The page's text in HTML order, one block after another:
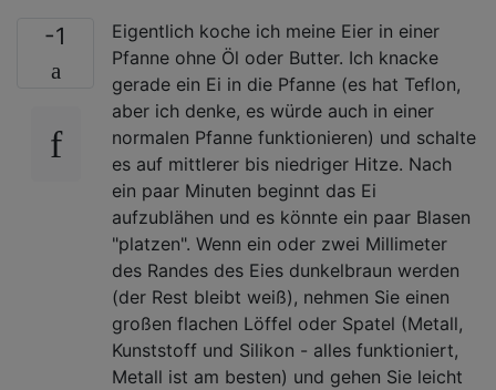
-1
Eigentlich koche ich meine Eier in einer
Pfanne ohne Öl oder Butter. Ich knacke
gerade ein Ei in die Pfanne (es hat Teflon,
aber ich denke, es würde auch in einer
normalen Pfanne funktionieren) und schalte
es auf mittlerer bis niedriger Hitze. Nach
ein paar Minuten beginnt das Ei
aufzublähen und es könnte ein paar Blasen
"platzen". Wenn ein oder zwei Millimeter
des Randes des Eies dunkelbraun werden
(der Rest bleibt weiß), nehmen Sie einen
großen flachen Löffel oder Spatel (Metall,
Kunststoff und Silikon - alles funktioniert,
Metall ist am besten) und gehen Sie leicht